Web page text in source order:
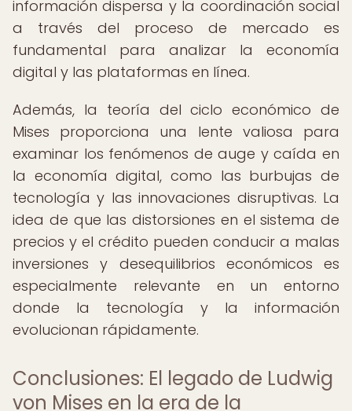
información dispersa y la coordinación social
a través del proceso de mercado es
fundamental para analizar la economía
digital y las plataformas en línea.
Además, la teoría del ciclo económico de
Mises proporciona una lente valiosa para
examinar los fenómenos de auge y caída en
la economía digital, como las burbujas de
tecnología y las innovaciones disruptivas. La
idea de que las distorsiones en el sistema de
precios y el crédito pueden conducir a malas
inversiones y desequilibrios económicos es
especialmente relevante en un entorno
donde la tecnología y la información
evolucionan rápidamente.
Conclusiones: El legado de Ludwig
von Mises en la era de la